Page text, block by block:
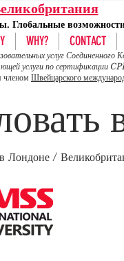
Глобальные
WHY? CONTACT
услуг
услуги по сертификации
членом Швейцарского
Лондоне /